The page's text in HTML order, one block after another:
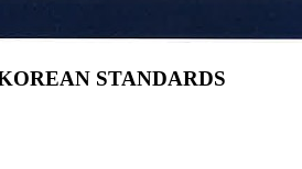
STANDARDS